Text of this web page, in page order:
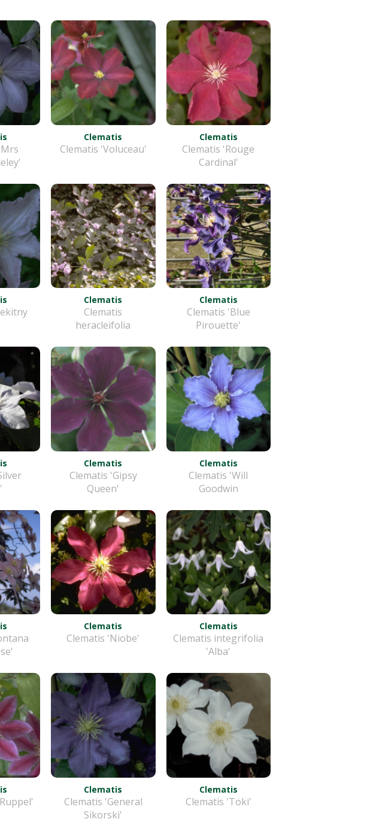
Clematis
Clematis 'Voluceau'
Clematis
Clematis 'Rouge
Cardinal'
Clematis
Clematis
heracleifolia
Clematis
Clematis 'Blue
Pirouette'
Clematis
Clematis 'Gipsy
Queen'
Clematis
Clematis 'Will
Goodwin
Clematis
Clematis 'Niobe'
Clematis
Clematis integrifolia
'Alba'
Clematis
Clematis 'General
Sikorski'
Clematis
Clematis 'Toki'